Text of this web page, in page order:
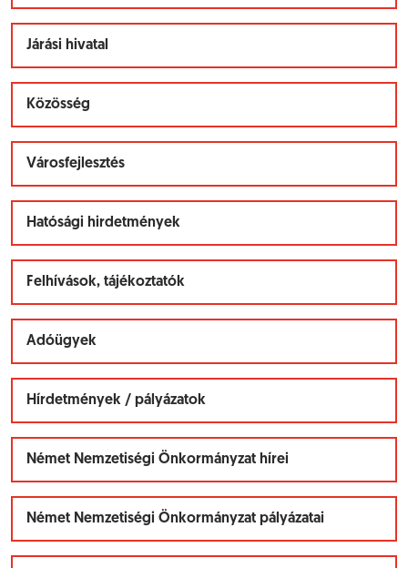
Járási hivatal
Közösség
Városfejlesztés
Hatósági hirdetmények
Felhívások, tájékoztatók
Adóügyek
Hírdetmények / pályázatok
Német Nemzetiségi Önkormányzat hírei
Német Nemzetiségi Önkormányzat pályázatai